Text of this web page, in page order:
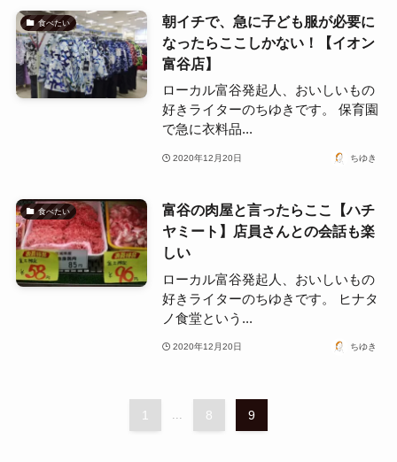
食べたい
朝イチで、急に子ども服が必要に
なったらここしかない！【イオン
富谷店】
ローカル富谷発起人、おいしいもの
好きライターのちゆきです。 保育園
で急に衣料品...
2020年12月20日 ちゆき
食べたい
富谷の肉屋と言ったらここ【ハチ
ヤミート】店員さんとの会話も楽
しい
ローカル富谷発起人、おいしいもの
好きライターのちゆきです。 ヒナタ
ノ食堂という...
2020年12月20日 ちゆき
1 ... 8 9